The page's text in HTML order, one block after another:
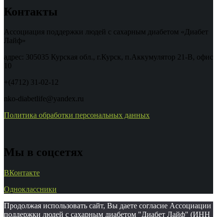
Контакты
Ассоциация поддержки людей с сахарным диабетом «Диабет
Лайф»
адрес: 305035 Курская обл., г.Курск, п.Аккумулятор 21-В, офис
10
+(4712) 31-02-12
nko-diabetlife@yandex.ru
Политика обработки персональных данных
Мы в соцсетях
ВКонтакте
Одноклассники
Продолжая использовать сайт, Вы даете согласие Ассоциации
поддержки людей с сахарным диабетом "Диабет Лайф" (ИНН